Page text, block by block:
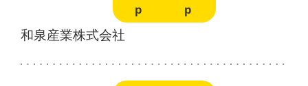
p
p
和泉産業株式会社